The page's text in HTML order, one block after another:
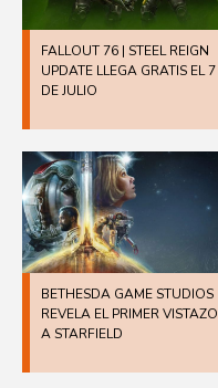
FALLOUT 76 | STEEL REIGN
UPDATE LLEGA GRATIS EL 7
DE JULIO
BETHESDA GAME STUDIOS
REVELA EL PRIMER VISTAZO
A STARFIELD